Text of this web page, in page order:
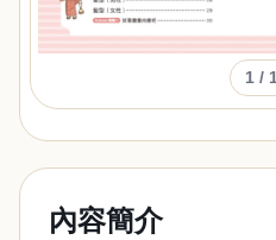
1 /
內容簡介